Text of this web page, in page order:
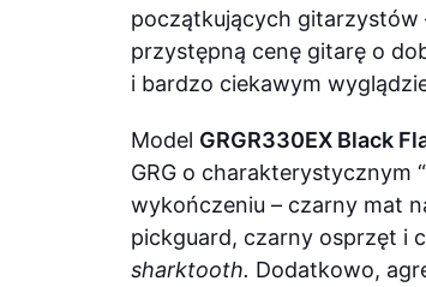
początkujących gitarzystów
przystępną cenę gitarę o
i bardzo ciekawym
Model GRGR330EX Black
GRG o charakterystycznym
wykończeniu – czarny mat
pickguard, czarny osprzęt i
sharktooth. Dodatkowo,